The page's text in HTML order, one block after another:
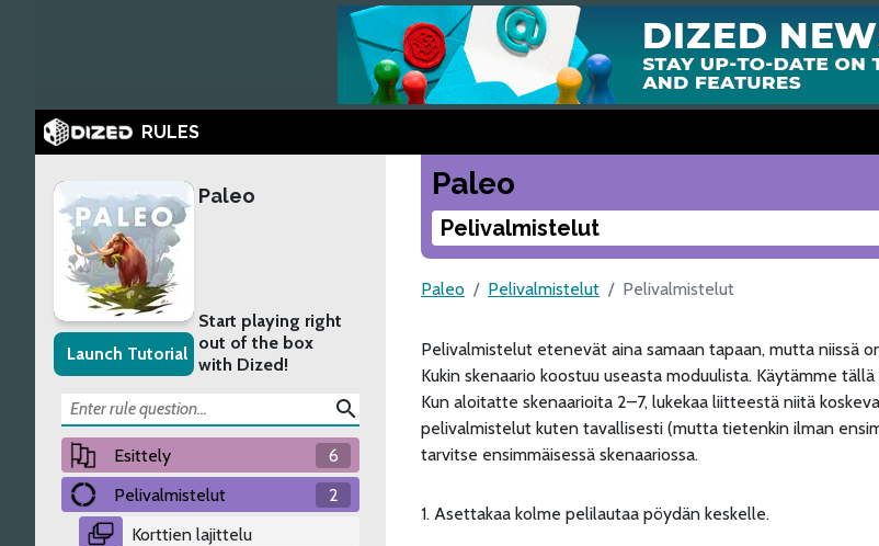
RULES
Launch Tutorial
Paleo
Start playing right
out of the box
with Dized!
search
Esittely
6
Pelivalmistelut
2
Korttien lajittelu
Paleo
Pelivalmistelut
Paleo Pelivalmistelut Pelivalmistelut
Pelivalmistelut etenevät aina samaan tapaan, mutta niissä
Kukin skenaario koostuu useasta moduulista. Käytämme
Kun aloitatte skenaarioita 2–7, lukekaa liitteestä niitä
pelivalmistelut kuten tavallisesti (mutta tietenkin ilman
tarvitse ensimmäisessä skenaariossa.
1. Asettakaa kolme pelilautaa pöydän keskelle.